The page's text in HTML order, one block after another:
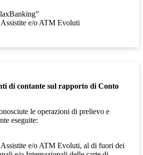
Assistite e/o ATM Evoluti
di contante sul rapporto di Conto
le operazioni di prelievo e
eseguite:
Assistite e/o ATM Evoluti, al di fuori dei